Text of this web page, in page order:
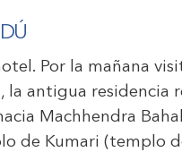
Por la mañana
la antigua residencia
Machhendra
de Kumari (templo